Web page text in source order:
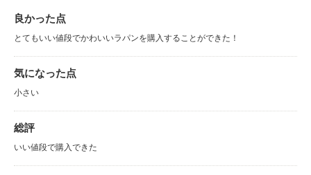
良かった点
とてもいい値段でかわいいラパンを購入することができた！
気になった点
小さい
総評
いい値段で購入できた